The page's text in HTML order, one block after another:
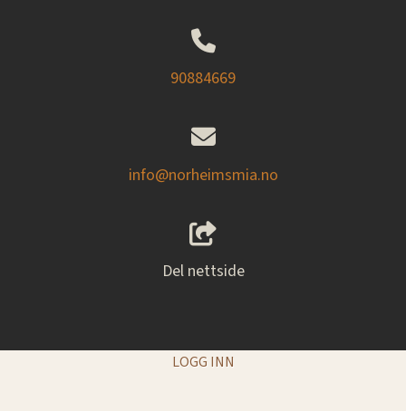
90884669
info@norheimsmia.no
Del nettside
LOGG INN